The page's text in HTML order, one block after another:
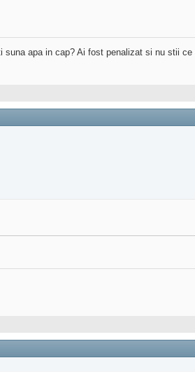
apa in cap? Ai fost penalizat si nu stii